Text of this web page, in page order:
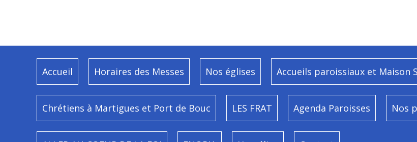
Accueil Horaires des Messes Nos églises Accueils paroissiaux et Maison
Chrétiens à Martigues et Port de Bouc LES FRAT Agenda Paroisses Nos